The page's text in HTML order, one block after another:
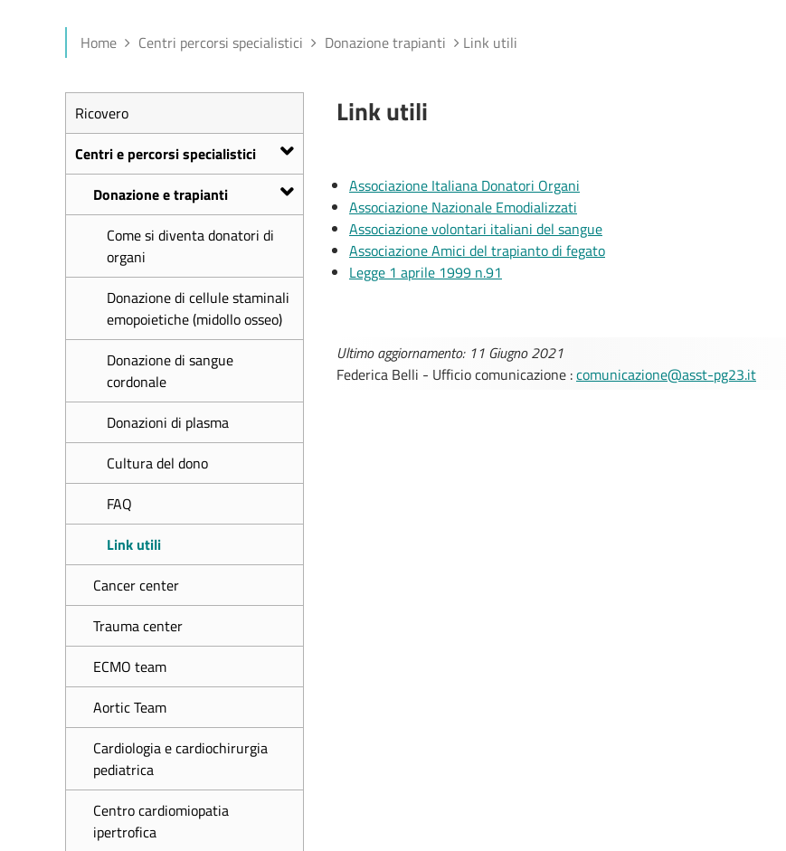
Home Centri percorsi specialistici Donazione trapianti Link utili
Link utili
Associazione Italiana Donatori Organi
Associazione Nazionale Emodializzati
Associazione volontari italiani del sangue
Associazione Amici del trapianto di fegato
Legge 1 aprile 1999 n.91
Ultimo aggiornamento: 11 Giugno 2021
Federica Belli - Ufficio comunicazione :comunicazione@asst-pg23.it
Ricovero
Centri e percorsi specialistici
Donazione e trapianti
Come si diventa donatori di
organi
Donazione di cellule staminali
emopoietiche (midollo osseo)
Donazione di sangue
cordonale
Donazioni di plasma
Cultura del dono
FAQ
Link utili
Cancer center
Trauma center
ECMO team
Aortic Team
Cardiologia e cardiochirurgia
pediatrica
Centro cardiomiopatia
ipertrofica